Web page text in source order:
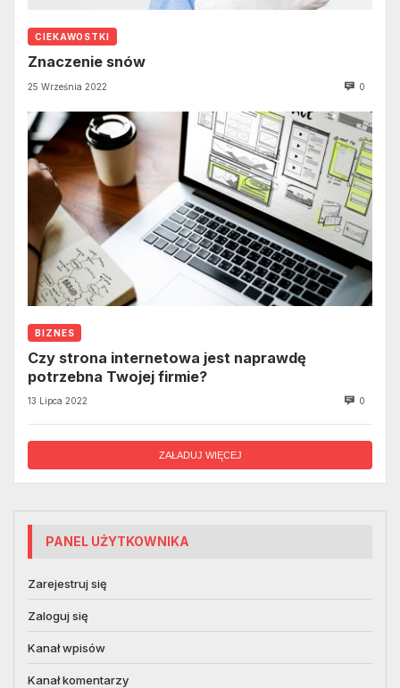
CIEKAWOSTKI
Znaczenie snów
25 Września 2022 0
BIZNES
Czy strona internetowa jest naprawdę
potrzebna Twojej firmie?
13 Lipca 2022 0
ZAŁADUJ WIĘCEJ
PANEL UŻYTKOWNIKA
Zarejestruj się
Zaloguj się
Kanał wpisów
Kanał komentarzy